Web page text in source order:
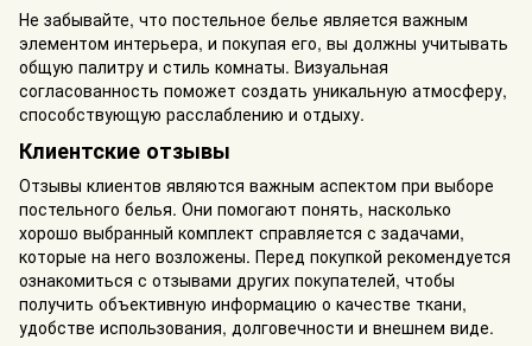
Не забывайте, что постельное белье является важным
элементом интерьера, и покупая его, вы должны учитывать
общую палитру и стиль комнаты. Визуальная
согласованность поможет создать уникальную атмосферу,
способствующую расслаблению и отдыху.
Клиентские отзывы
Отзывы клиентов являются важным аспектом при выборе
постельного белья. Они помогают понять, насколько
хорошо выбранный комплект справляется с задачами,
которые на него возложены. Перед покупкой рекомендуется
ознакомиться с отзывами других покупателей, чтобы
получить объективную информацию о качестве ткани,
удобстве использования, долговечности и внешнем виде.